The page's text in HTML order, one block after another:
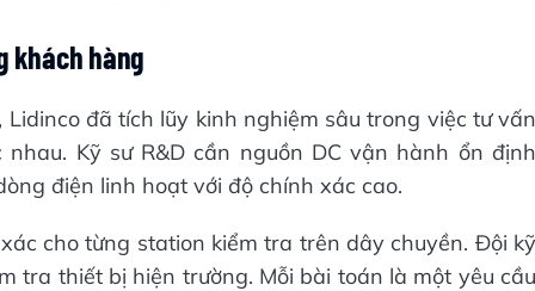
khách hàng
đã tích lũy kinh nghiệm sâu trong việc tư vấn
Kỹ sư R&D cần nguồn DC vận hành ổn định
điện linh hoạt với độ chính xác cao.
cho từng station kiểm tra trên dây chuyền. Đội kỹ
tra thiết bị hiện trường. Mỗi bài toán là một yêu cầu